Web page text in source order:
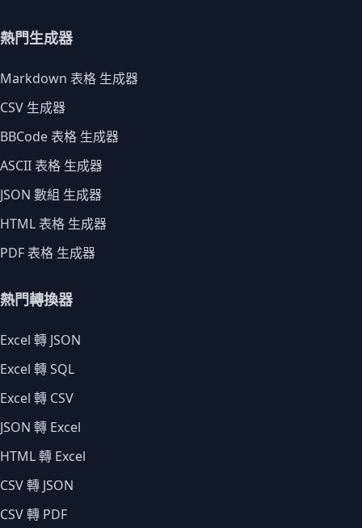
熱門生成器
Markdown 表格 生成器
CSV 生成器
BBCode 表格 生成器
ASCII 表格 生成器
JSON 數組 生成器
HTML 表格 生成器
PDF 表格 生成器
熱門轉換器
Excel 轉 JSON
Excel 轉 SQL
Excel 轉 CSV
JSON 轉 Excel
HTML 轉 Excel
CSV 轉 JSON
CSV 轉 PDF